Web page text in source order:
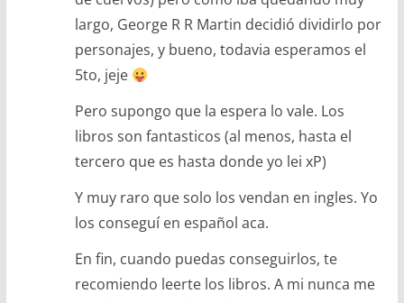
largo, George R R Martin decidió dividirlo por
personajes, y bueno, todavia esperamos el
5to, jeje
Pero supongo que la espera lo vale. Los
libros son fantasticos (al menos, hasta el
tercero que es hasta donde yo lei xP)
Y muy raro que solo los vendan en ingles. Yo
los conseguí en español aca.
En fin, cuando puedas conseguirlos, te
recomiendo leerte los libros. A mi nunca me